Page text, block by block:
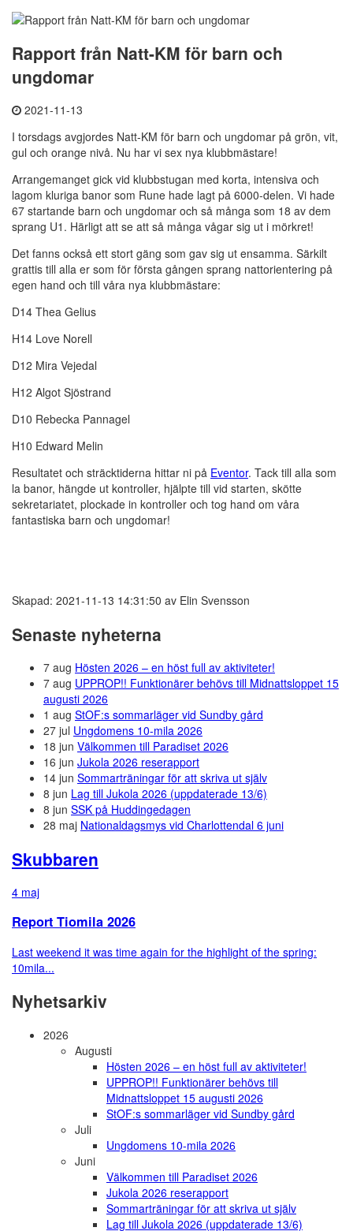
Rapport från Natt-KM för barn och
ungdomar
2021-11-13
I torsdags avgjordes Natt-KM för barn och ungdomar på grön, vit,
gul och orange nivå. Nu har vi sex nya klubbmästare!
Arrangemanget gick vid klubbstugan med korta, intensiva och
lagom kluriga banor som Rune hade lagt på 6000-delen. Vi hade
67 startande barn och ungdomar och så många som 18 av dem
sprang U1. Härligt att se att så många vågar sig ut i mörkret!
Det fanns också ett stort gäng som gav sig ut ensamma. Särkilt
grattis till alla er som för första gången sprang nattorientering på
egen hand och till våra nya klubbmästare:
D14 Thea Gelius
H14 Love Norell
D12 Mira Vejedal
H12 Algot Sjöstrand
D10 Rebecka Pannagel
H10 Edward Melin
Resultatet och sträcktiderna hittar ni på Eventor. Tack till alla som
la banor, hängde ut kontroller, hjälpte till vid starten, skötte
sekretariatet, plockade in kontroller och tog hand om våra
fantastiska barn och ungdomar!
Skapad: 2021-11-13 14:31:50 av Elin Svensson
Senaste nyheterna
7 aug Hösten 2026 – en höst full av aktiviteter!
7 aug UPPROP!! Funktionärer behövs till Midnattsloppet 15
augusti 2026
1 aug StOF:s sommarläger vid Sundby gård
27 jul Ungdomens 10-mila 2026
18 jun Välkommen till Paradiset 2026
16 jun Jukola 2026 reserapport
14 jun Sommarträningar för att skriva ut själv
8 jun Lag till Jukola 2026 (uppdaterade 13/6)
8 jun SSK på Huddingedagen
28 maj Nationaldagsmys vid Charlottendal 6 juni
Skubbaren
4 maj
Report Tiomila 2026
Last weekend it was time again for the highlight of the spring:
10mila...
Nyhetsarkiv
2026
Augusti
Hösten 2026 – en höst full av aktiviteter!
UPPROP!! Funktionärer behövs till
Midnattsloppet 15 augusti 2026
StOF:s sommarläger vid Sundby gård
Juli
Ungdomens 10-mila 2026
Juni
Välkommen till Paradiset 2026
Jukola 2026 reserapport
Sommarträningar för att skriva ut själv
Lag till Jukola 2026 (uppdaterade 13/6)